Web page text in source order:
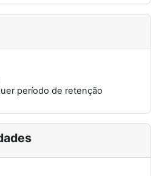
período de retenção